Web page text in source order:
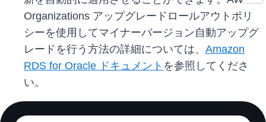
Organizations アップグレードロールアウトポリ
シーを使用してマイナーバージョン自動アップグ
レードを行う方法の詳細については、 Amazon
RDS for Oracle ドキュメント を参照してくださ
い。